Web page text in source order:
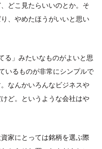
どこ見たらいいのとか。そ
、やめたほうがいいと思い
る」みたいなものがよいと思
いるものが非常にシンプルで
なんかいろんなビジネスや
ど。というような会社はや
家にとっては銘柄を選ぶ際